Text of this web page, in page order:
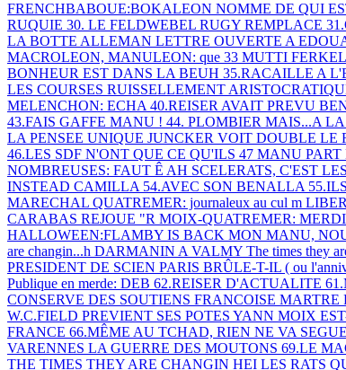
FRENCHBABOUE:BOKALEON NOMME DE QUI
RUQUIE 30. LE FELDWEBEL RUGY REMPLACE
LA BOTTE ALLEMAN LETTRE OUVERTE A
MACROLEON, MANULEON: que 33 MUTTI
BONHEUR EST DANS LA BEUH 35.RACAILLE A
LES COURSES RUISSELLEMENT
MELENCHON: ECHA 40.REISER AVAIT PREVU
43.FAIS GAFFE MANU ! 44. PLOMBIER MAIS...A
LA PENSEE UNIQUE JUNCKER VOIT DOUBLE LE
46.LES SDF N'ONT QUE CE QU'ILS 47 MANU
NOMBREUSES: FAUT Ê AH SCELERATS, C'EST
INSTEAD CAMILLA 54.AVEC SON BENALLA
MARECHAL QUATREMER: journaleux au cul m
CARABAS REJOUE "R MOIX-QUATREMER:
HALLOWEEN:FLAMBY IS BACK MON MANU,
are changin...h DARMANIN A VALMY The times they
PRESIDENT DE SCIEN PARIS BRÛLE-T-IL ( ou
Publique en merde: DEB 62.REISER D'ACTUALITE
CONSERVE DES SOUTIENS FRANCOISE MARTRE
W.C.FIELD PREVIENT SES POTES YANN MOIX
FRANCE 66.MÊME AU TCHAD, RIEN NE VA
VARENNES LA GUERRE DES MOUTONS 69.LE
THE TIMES THEY ARE CHANGIN HEI LES RATS